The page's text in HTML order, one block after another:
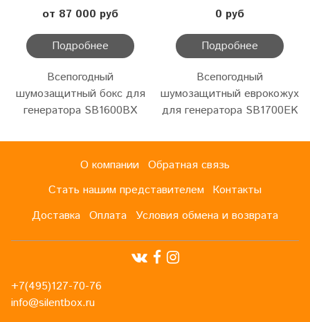
от 87 000 руб
Подробнее
Всепогодный
шумозащитный бокс для
генератора SB1600BX
0 руб
Подробнее
Всепогодный
шумозащитный еврокожух
для генератора SB1700EK
О компании Обратная связь
Стать нашим представителем Контакты
Доставка Оплата Условия обмена и возврата
+7(495)127-70-76
info@silentbox.ru